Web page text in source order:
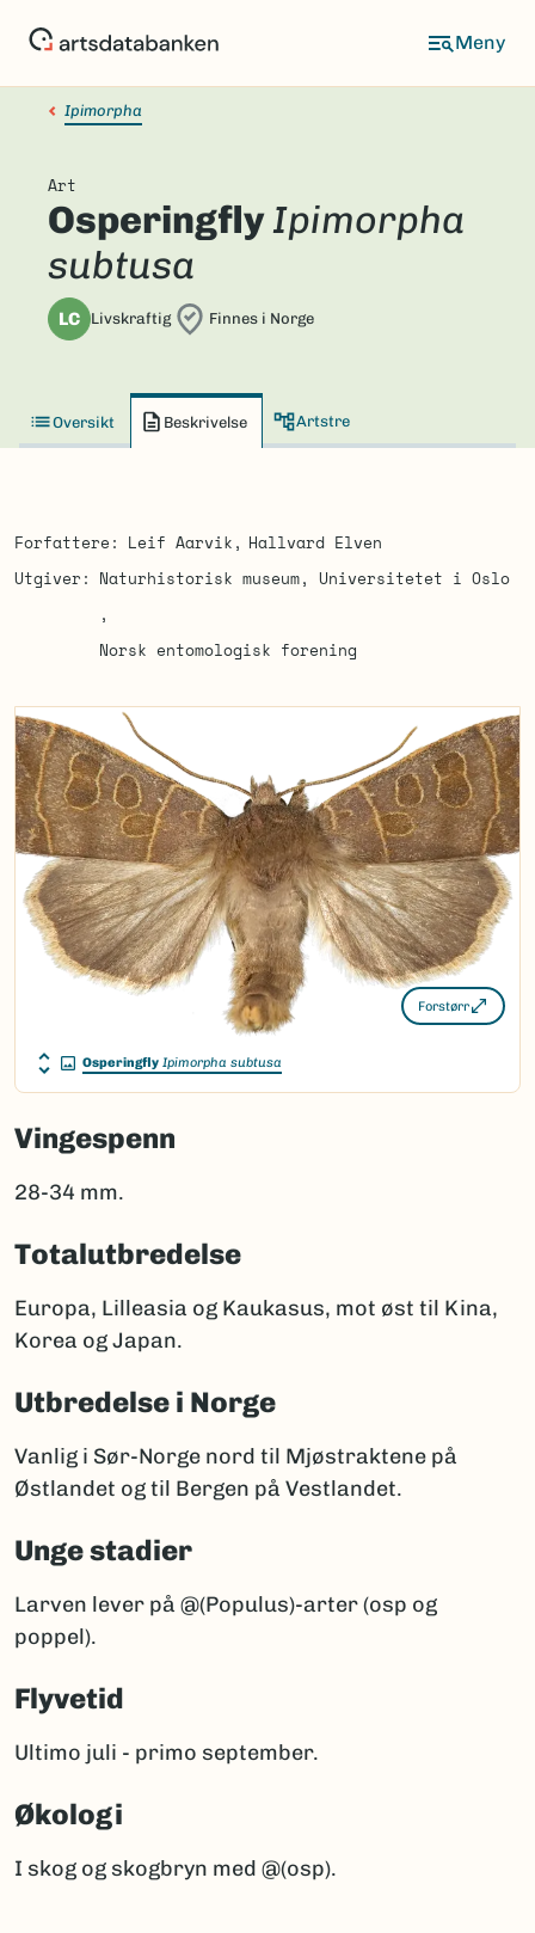
Ipimorpha
Art
OsperingflyIpimorpha
subtusa
LC Livskraftig Finnes i Norge
Oversikt Beskrivelse Artstre
Forfattere Leif Aarvik
Hallvard Elven
Utgiver
Naturhistorisk museum, Universitetet i Oslo
Norsk entomologisk forening
Forstørr
Osperingfly Ipimorpha subtusa
Vingespenn
28-34 mm.
Totalutbredelse
Europa, Lilleasia og Kaukasus, mot øst til Kina,
Korea og Japan.
Utbredelse i Norge
Vanlig i Sør-Norge nord til Mjøstraktene på
Østlandet og til Bergen på Vestlandet.
Unge stadier
Larven lever på @(Populus)-arter (osp og
poppel).
Flyvetid
Ultimo juli - primo september.
Økologi
I skog og skogbryn med @(osp).